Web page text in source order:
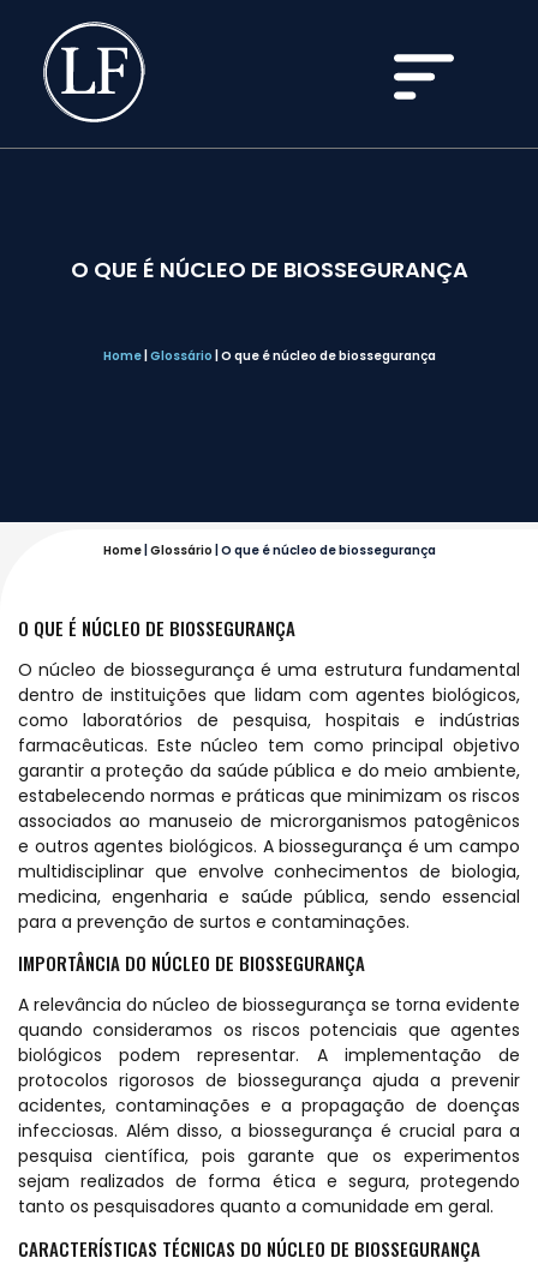
O QUE É NÚCLEO DE BIOSSEGURANÇA
Home| Glossário O que é núcleo de biossegurança
Home| Glossário O que é núcleo de biossegurança
O QUE É NÚCLEO DE BIOSSEGURANÇA
O núcleo de biossegurança é uma estrutura fundamental
dentro de instituições que lidam com agentes biológicos,
como laboratórios de pesquisa, hospitais e indústrias
farmacêuticas. Este núcleo tem como principal objetivo
garantir a proteção da saúde pública e do meio ambiente,
estabelecendo normas e práticas que minimizam os riscos
associados ao manuseio de microrganismos patogênicos
e outros agentes biológicos. A biossegurança é um campo
multidisciplinar que envolve conhecimentos de biologia,
medicina, engenharia e saúde pública, sendo essencial
para a prevenção de surtos e contaminações.
IMPORTÂNCIA DO NÚCLEO DE BIOSSEGURANÇA
A relevância do núcleo de biossegurança se torna evidente
quando consideramos os riscos potenciais que agentes
biológicos podem representar. A implementação de
protocolos rigorosos de biossegurança ajuda a prevenir
acidentes, contaminações e a propagação de doenças
infecciosas. Além disso, a biossegurança é crucial para a
pesquisa científica, pois garante que os experimentos
sejam realizados de forma ética e segura, protegendo
tanto os pesquisadores quanto a comunidade em geral.
CARACTERÍSTICAS TÉCNICAS DO NÚCLEO DE BIOSSEGURANÇA